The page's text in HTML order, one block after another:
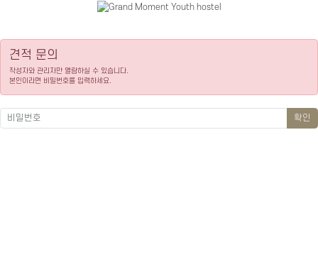
견적 문의
작성자와 관리자만 열람하실 수 있습니다.
본인이라면 비밀번호를 입력하세요.
확인